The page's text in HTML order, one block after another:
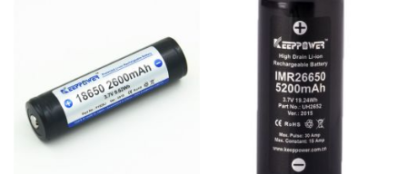
LISTA
DE
DESEOS